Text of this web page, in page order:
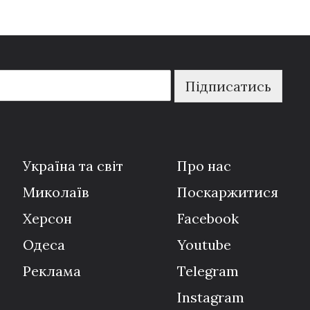
Підписатись
Україна та світ
Миколаїв
Херсон
Одеса
Реклама
Про нас
Поскаржитися
Facebook
Youtube
Telegram
Instagram